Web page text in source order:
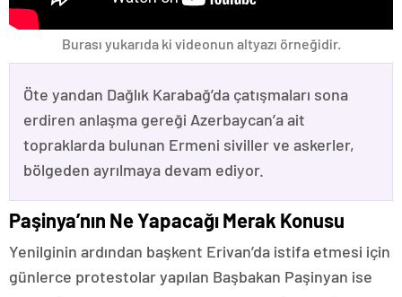
Burası yukarıda ki videonun altyazı örneğidir.
Öte yandan Dağlık Karabağ’da çatışmaları sona
erdiren anlaşma gereği Azerbaycan’a ait
topraklarda bulunan Ermeni siviller ve askerler,
bölgeden ayrılmaya devam ediyor.
Paşinya’nın Ne Yapacağı Merak Konusu
Yenilginin ardından başkent Erivan’da istifa etmesi için
günlerce protestolar yapılan Başbakan Paşinyan ise